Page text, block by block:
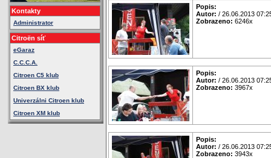
Kontakty
Administrator
Citroën síť
eGaraz
C.C.C.A.
Citroen C5 klub
Citroen BX klub
Univerzálni Citroen klub
Citroen XM klub
Popis:
Autor: / 26.06.2013
Zobrazeno: 6246x
Popis:
Autor: / 26.06.2013
Zobrazeno: 3967x
Popis:
Autor: / 26.06.2013
Zobrazeno: 3943x